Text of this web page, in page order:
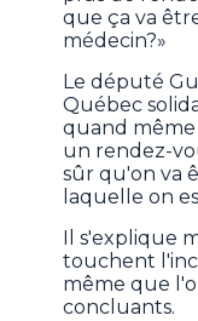
que ça va
médecin?»
Le député
Québec
quand
un rendez-
sûr qu'on va
laquelle on
Il s'explique
touchent
même que
concluants.